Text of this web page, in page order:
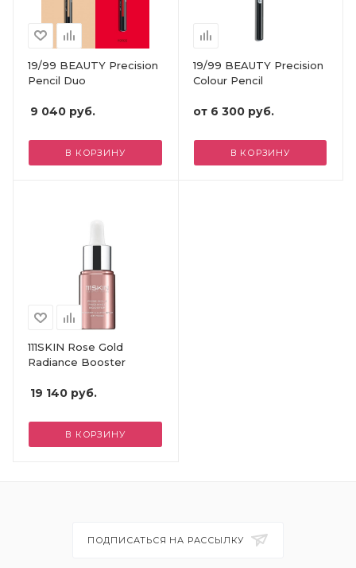
19/99 BEAUTY Precision
Pencil Duo
9 040 руб.
В КОРЗИНУ
19/99 BEAUTY Precision
Colour Pencil
от 6 300 руб.
В КОРЗИНУ
111SKIN Rose Gold
Radiance Booster
19 140 руб.
В КОРЗИНУ
ПОДПИСАТЬСЯ НА РАССЫЛКУ